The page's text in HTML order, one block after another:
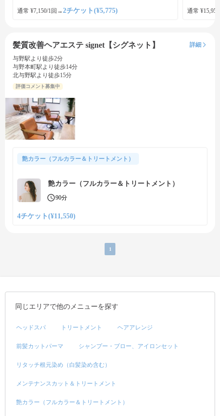
通常 ¥7,150/1回 →2チケット(¥5,775) 通常
髪質改善ヘアエステ signet【シグネット】
詳細
与野駅より徒歩2分
与野本町駅より徒歩14分
北与野駅より徒歩15分
評価コメント募集中
艶カラー（フルカラー＆トリートメント）
艶カラー（フルカラー＆トリートメント）
90分
4チケット(¥11,550)
1
同じエリアで他のメニューを探す
ヘッドスパ トリートメント ヘアアレンジ
前髪カットパーマ シャンプー・ブロー、アイロンセット
リタッチ根元染め（白髪染め含む）
メンテナンスカット＆トリートメント
艶カラー（フルカラー＆トリートメント）